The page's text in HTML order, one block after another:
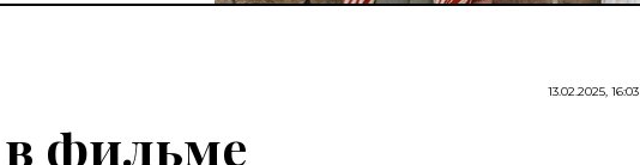
13.02.2025, 16:03
фильме